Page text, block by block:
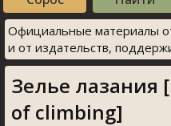
Официальные материалы
и от издательств,
Зелье лазания
of climbing]